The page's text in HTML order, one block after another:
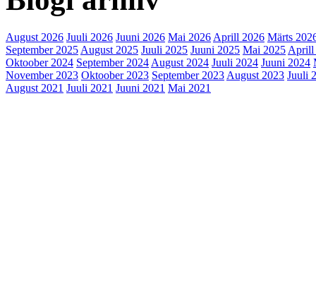
August 2026 Juuli 2026 Juuni 2026 Mai 2026 Aprill 2026 Märts
September 2025 August 2025 Juuli 2025 Juuni 2025 Mai 2025 Aprill
Oktoober 2024 September 2024 August 2024 Juuli 2024 Juuni 2024
November 2023 Oktoober 2023 September 2023 August 2023 Juuli
August 2021 Juuli 2021 Juuni 2021 Mai 2021